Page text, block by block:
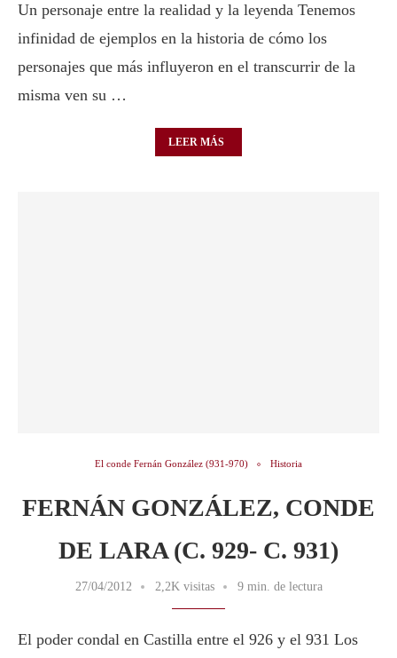
Un personaje entre la realidad y la leyenda Tenemos
infinidad de ejemplos en la historia de cómo los
personajes que más influyeron en el transcurrir de la
misma ven su …
LEER MÁS
El conde Fernán González (931-970) Historia
FERNÁN GONZÁLEZ, CONDE
DE LARA (C. 929- C. 931)
27/04/2012 2,2K visitas 9 min. de lectura
El poder condal en Castilla entre el 926 y el 931 Los